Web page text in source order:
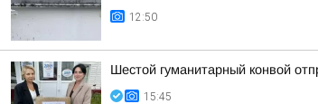
12:50
Шестой гуманитарный конвой
15:45